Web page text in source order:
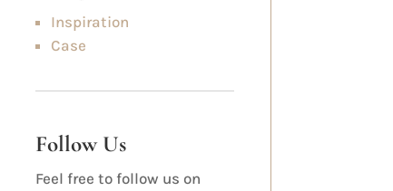
Inspiration
Case
Follow Us
Feel free to follow us on